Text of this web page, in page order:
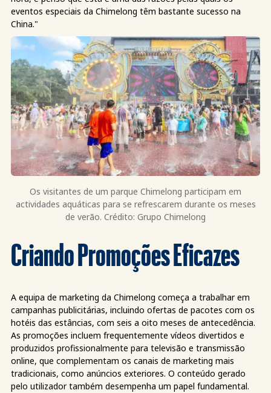
eventos especiais da Chimelong têm bastante sucesso na
China."
Os visitantes de um parque Chimelong participam em
actividades aquáticas para se refrescarem durante os meses
de verão. Crédito: Grupo Chimelong
Criando Promoções Eficazes
A equipa de marketing da Chimelong começa a trabalhar em
campanhas publicitárias, incluindo ofertas de pacotes com os
hotéis das estâncias, com seis a oito meses de antecedência.
As promoções incluem frequentemente vídeos divertidos e
produzidos profissionalmente para televisão e transmissão
online, que complementam os canais de marketing mais
tradicionais, como anúncios exteriores. O conteúdo gerado
pelo utilizador também desempenha um papel fundamental.